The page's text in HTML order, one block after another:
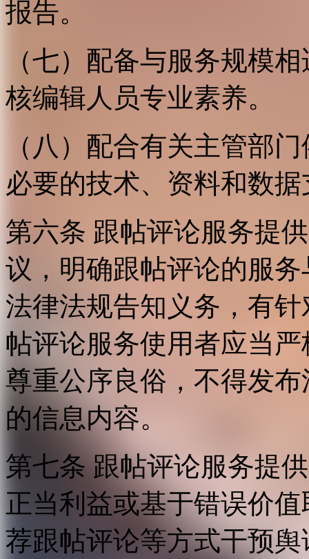
报告。
（七）配备与服务规模
核编辑人员专业素养。
（八）配合有关主管部
必要的技术、资料和数
第六条 跟帖评论服务提
议，明确跟帖评论的服
法律法规告知义务，有
帖评论服务使用者应当
尊重公序良俗，不得发
的信息内容。
第七条 跟帖评论服务提
正当利益或基于错误价
荐跟帖评论等方式干预